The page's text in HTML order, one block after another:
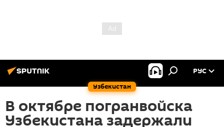
Узбекистан
РУС
В октябре погранвойска
Узбекистана задержали